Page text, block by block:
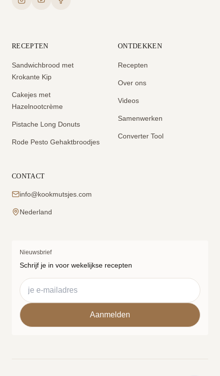
RECEPTEN
Sandwichbrood met
Krokante Kip
Cakejes met
Hazelnootcrème
Pistache Long Donuts
Rode Pesto Gehaktbroodjes
ONTDEKKEN
Recepten
Over ons
Videos
Samenwerken
Converter Tool
CONTACT
info@kookmutsjes.com
Nederland
Nieuwsbrief
Schrijf je in voor wekelijkse recepten